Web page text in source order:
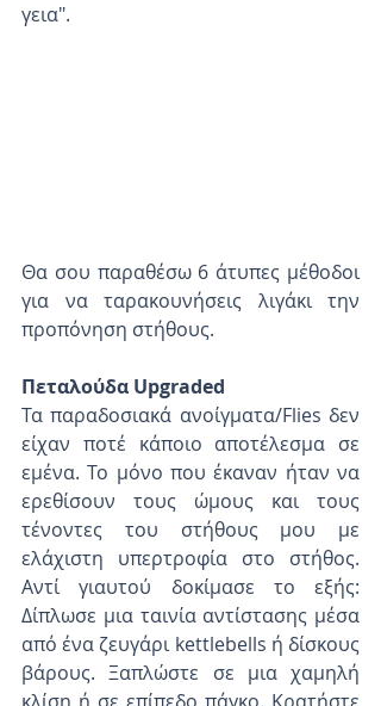
γεια".
Θα σου παραθέσω 6 άτυπες μέθοδοι
για να ταρακουνήσεις λιγάκι την
προπόνηση στήθους.
Πεταλούδα Upgraded
Τα παραδοσιακά ανοίγματα/Flies δεν
είχαν ποτέ κάποιο αποτέλεσμα σε
εμένα. Το μόνο που έκαναν ήταν να
ερεθίσουν τους ώμους και τους
τένοντες του στήθους μου με
ελάχιστη υπερτροφία στο στήθος.
Αντί γιαυτού δοκίμασε το εξής:
Δίπλωσε μια ταινία αντίστασης μέσα
από ένα ζευγάρι kettlebells ή δίσκους
βάρους. Ξαπλώστε σε μια χαμηλή